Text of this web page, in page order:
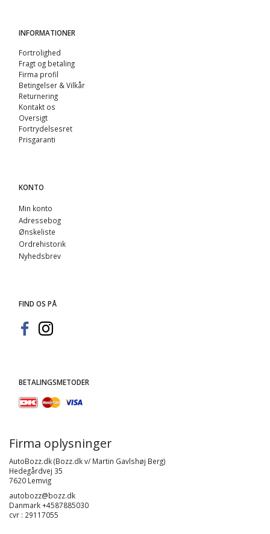
INFORMATIONER
Fortrolighed
Fragt og betaling
Firma profil
Betingelser & Vilkår
Returnering
Kontakt os
Oversigt
Fortrydelsesret
Prisgaranti
KONTO
Min konto
Adressebog
Ønskeliste
Ordrehistorik
Nyhedsbrev
FIND OS PÅ
BETALINGSMETODER
Firma oplysninger
AutoBozz.dk (Bozz.dk v/ Martin Gavlshøj Berg)
Hedegårdvej 35
7620 Lemvig
autobozz@bozz.dk
Danmark +4587885030
cvr : 29117055